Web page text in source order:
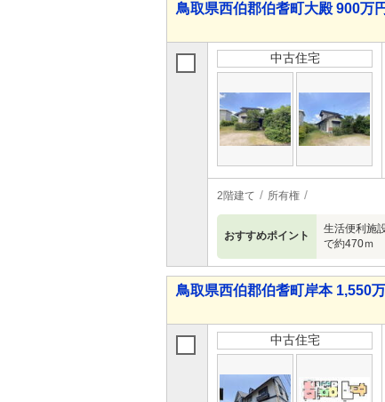
鳥取県西伯郡伯耆町大殿 900万
中古住宅
2階建て 所有権
おすすめポイント
生活便利施
で約470ｍ
鳥取県西伯郡伯耆町岸本 1,550
中古住宅